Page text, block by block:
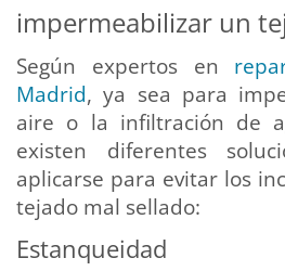
impermeabilizar un
Según expertos en
Madrid, ya sea para
aire o la infiltración de
existen diferentes
aplicarse para evitar los
tejado mal sellado:
Estanqueidad